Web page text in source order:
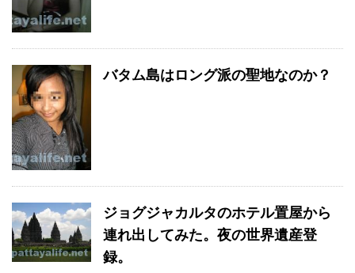
バタム島はロング派の聖地なのか？
ジョグジャカルタのホテル置屋から
連れ出してみた。夜の世界遺産登
録。